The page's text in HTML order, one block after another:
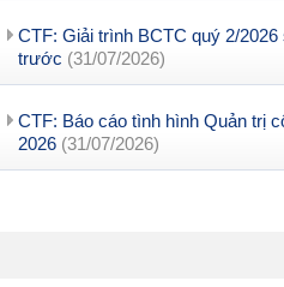
CTF: Giải trình BCTC quý 2/
trước (31/07/2026)
CTF: Báo cáo tình hình Quản trị
2026 (31/07/2026)